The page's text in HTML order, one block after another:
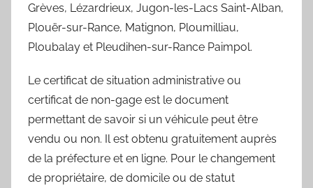
Grèves, Lézardrieux, Jugon-les-Lacs Saint-Alban,
Plouër-sur-Rance, Matignon, Ploumilliau,
Ploubalay et Pleudihen-sur-Rance Paimpol.
Le certificat de situation administrative ou
certificat de non-gage est le document
permettant de savoir si un véhicule peut être
vendu ou non. Il est obtenu gratuitement auprès
de la préfecture et en ligne. Pour le changement
de propriétaire, de domicile ou de statut